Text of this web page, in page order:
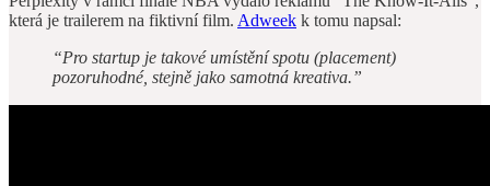
která je trailerem na fiktivní film. Adweek k tomu napsal:
“Pro startup je takové umístění spotu (placement)
pozoruhodné, stejně jako samotná kreativa.”